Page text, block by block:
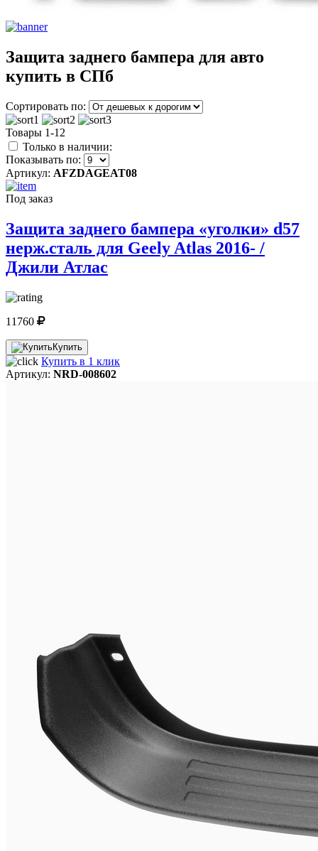
Защита заднего бампера для авто
купить в СПб
Сортировать по:
Товары 1-12
Только в наличии:
Показывать по:
Артикул: AFZDAGEAT08
Под заказ
Защита заднего бампера «уголки» d57
нерж.сталь для Geely Atlas 2016- /
Джили Атлас
11760
Купить
Купить в 1 клик
Артикул: NRD-008602